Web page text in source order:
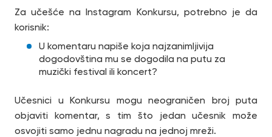
Za učešće na Instagram Konkursu, potrebno je da
korisnik:
U komentaru napiše koja najzanimljivija
dogodovština mu se dogodila na putu za
muzički festival ili koncert?
Učesnici u Konkursu mogu neograničen broj puta
objaviti komentar, s tim što jedan učesnik može
osvojiti samo jednu nagradu na jednoj mreži.